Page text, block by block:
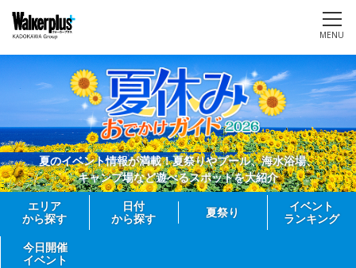
MENU
夏のイベント情報が満載！夏祭りやプール、海水浴場、
キャンプ場など遊べるスポットを大紹介
エリア
から探す
日付
から探す
夏祭り
イベント
ランキング
今日開催
イベント